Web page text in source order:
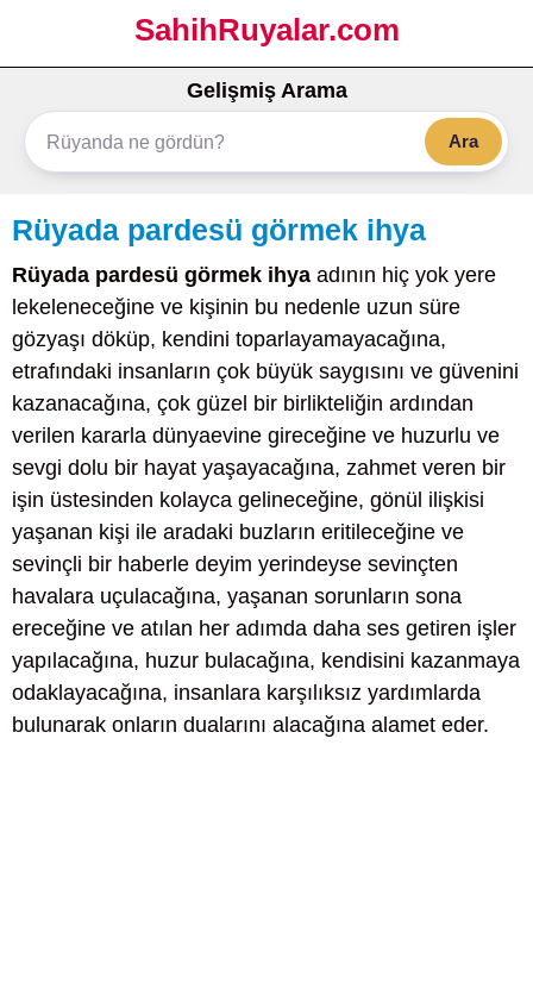
SahihRuyalar.com
Gelişmiş Arama
Ara
Rüyada pardesü görmek ihya
Rüyada pardesü görmek ihya adının hiç yok yere
lekeleneceğine ve kişinin bu nedenle uzun süre
gözyaşı döküp, kendini toparlayamayacağına,
etrafındaki insanların çok büyük saygısını ve güvenini
kazanacağına, çok güzel bir birlikteliğin ardından
verilen kararla dünyaevine gireceğine ve huzurlu ve
sevgi dolu bir hayat yaşayacağına, zahmet veren bir
işin üstesinden kolayca gelineceğine, gönül ilişkisi
yaşanan kişi ile aradaki buzların eritileceğine ve
sevinçli bir haberle deyim yerindeyse sevinçten
havalara uçulacağına, yaşanan sorunların sona
ereceğine ve atılan her adımda daha ses getiren işler
yapılacağına, huzur bulacağına, kendisini kazanmaya
odaklayacağına, insanlara karşılıksız yardımlarda
bulunarak onların dualarını alacağına alamet eder.